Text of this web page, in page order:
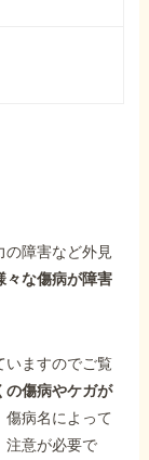
の障害など外見
々な傷病が障害
いますのでご覧
の傷病やケガが
傷病名によって
注意が必要で